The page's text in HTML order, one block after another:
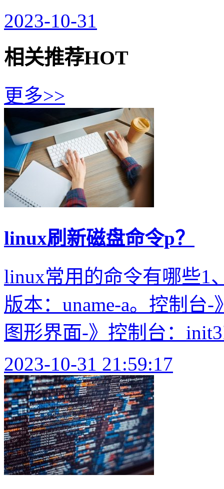
2023-10-31
相关推荐HOT
更多>>
linux刷新磁盘命令p？
linux常用的命令有哪些1
版本：uname-a。控制台
图形界面-》控制台：
2023-10-31 21:59:17